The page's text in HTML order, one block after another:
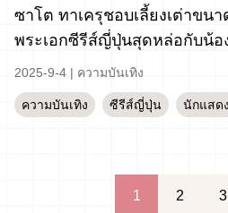
ซาโต ทาเครุชอบเลี้ยงเต่าขน
พระเอกซีรีส์ญี่ปุ่นสุดหล่อกับน้อ
2025-9-4 | ความบันเทิง
ความบันเทิง ซีรีส์ญี่ปุ่น นักแสด
1 2 3